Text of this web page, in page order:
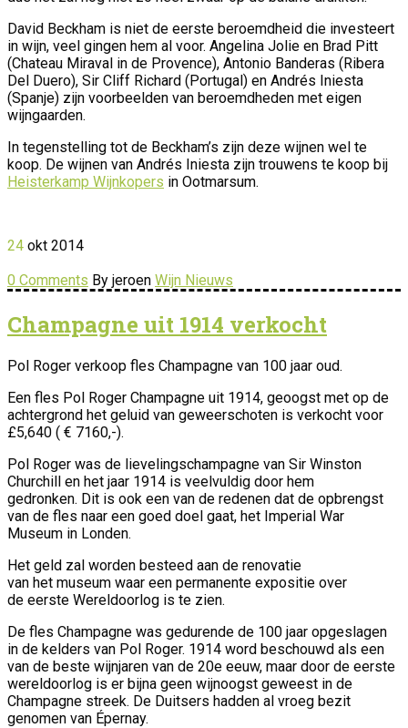
David Beckham is niet de eerste beroemdheid die investeert
in wijn, veel gingen hem al voor. Angelina Jolie en Brad Pitt
(Chateau Miraval in de Provence), Antonio Banderas (Ribera
Del Duero), Sir Cliff Richard (Portugal) en Andrés Iniesta
(Spanje) zijn voorbeelden van beroemdheden met eigen
wijngaarden.
In tegenstelling tot de Beckham’s zijn deze wijnen wel te
koop. De wijnen van Andrés Iniesta zijn trouwens te koop bij
Heisterkamp Wijnkopers in Ootmarsum.
24 okt 2014
0 Comments By jeroen Wijn Nieuws
Champagne uit 1914 verkocht
Pol Roger verkoop fles Champagne van 100 jaar oud.
Een fles Pol Roger Champagne uit 1914, geoogst met op de
achtergrond het geluid van geweerschoten is verkocht voor
£5,640 ( € 7160,-).
Pol Roger was de lievelingschampagne van Sir Winston
Churchill en het jaar 1914 is veelvuldig door hem
gedronken. Dit is ook een van de redenen dat de opbrengst
van de fles naar een goed doel gaat, het Imperial War
Museum in Londen.
Het geld zal worden besteed aan de renovatie
van het museum waar een permanente expositie over
de eerste Wereldoorlog is te zien.
De fles Champagne was gedurende de 100 jaar opgeslagen
in de kelders van Pol Roger. 1914 word beschouwd als een
van de beste wijnjaren van de 20e eeuw, maar door de eerste
wereldoorlog is er bijna geen wijnoogst geweest in de
Champagne streek. De Duitsers hadden al vroeg bezit
genomen van Épernay.